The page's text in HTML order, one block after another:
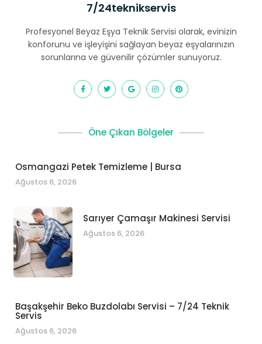
7/24teknikservis
Profesyonel Beyaz Eşya Teknik Servisi olarak, evinizin
konforunu ve işleyişini sağlayan beyaz eşyalarınızın
sorunlarına ve güvenilir çözümler sunuyoruz.
Öne Çıkan Bölgeler
Osmangazi Petek Temizleme | Bursa
Ağustos 6, 2026
Sarıyer Çamaşır Makinesi Servisi
Ağustos 6, 2026
Başakşehir Beko Buzdolabı Servisi – 7/24 Teknik
Servis
Ağustos 6, 2026